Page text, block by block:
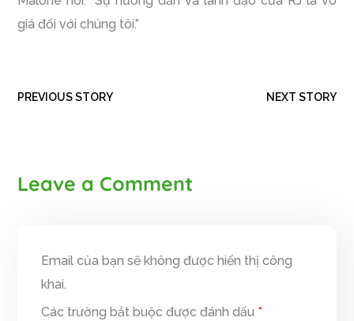
giá đối với chúng tôi.”
PREVIOUS STORY NEXT STORY
Leave a Comment
Email của bạn sẽ không được hiển thị công
khai.
Các trường bắt buộc được đánh dấu *